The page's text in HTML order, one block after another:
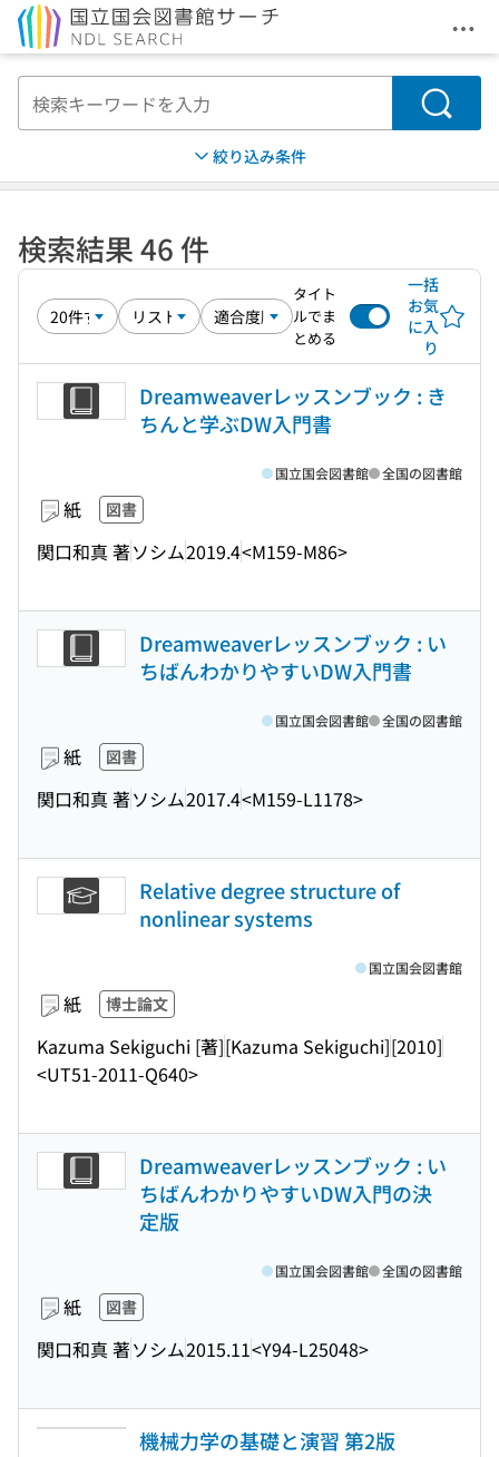
メ
検索
絞り込み条件
検索結果 46 件
タイト
ルでま
とめる
一括
お気
に入
り
Dreamweaverレッスンブック : き
ちんと学ぶDW入門書
紙 図書
関口和真 著ソシム2019.4<M159-M86>
国立国会図書館 全国の図書館
Dreamweaverレッスンブック : い
ちばんわかりやすいDW入門書
紙 図書
関口和真 著ソシム2017.4<M159-L1178>
国立国会図書館 全国の図書館
Relative degree structure of
nonlinear systems
紙 博士論文
Kazuma Sekiguchi [著][Kazuma Sekiguchi][2010]
<UT51-2011-Q640>
国立国会図書館
Dreamweaverレッスンブック : い
ちばんわかりやすいDW入門の決
定版
紙 図書
関口和真 著ソシム2015.11<Y94-L25048>
国立国会図書館 全国の図書館
機械力学の基礎と演習 第2版